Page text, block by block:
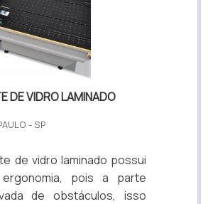
DE VIDRO LAMINADO
- SP
de vidro laminado possui
pois a parte
de obstáculos, isso